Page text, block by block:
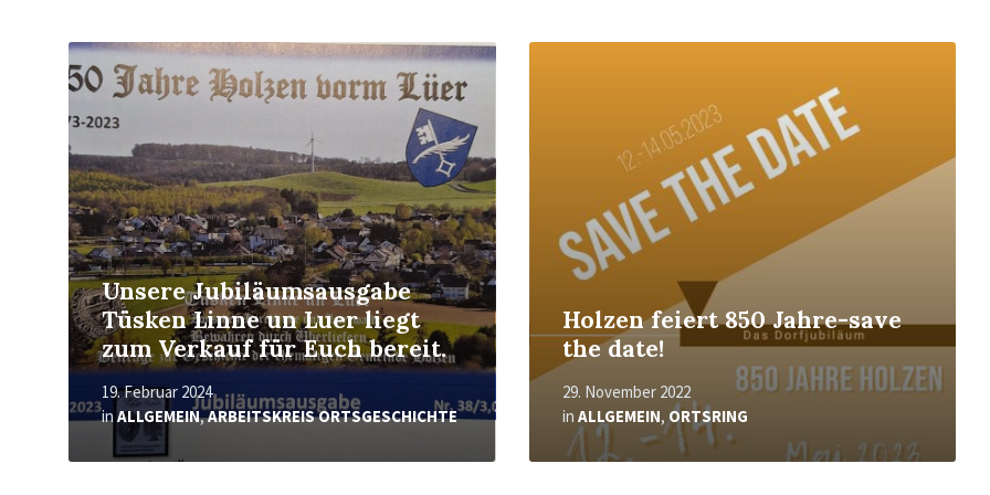
Unsere Jubiläumsausgabe
Tüsken Linne un Luer liegt
zum Verkauf für Euch bereit.
19. Februar 2024
inALLGEMEIN,ARBEITSKREIS ORTSGESCHICHTE
Mehr
erfahren
Holzen feiert 850 Jahre-save
the date!
29. November 2022
in ALLGEMEIN, ORTSRING
Mehr